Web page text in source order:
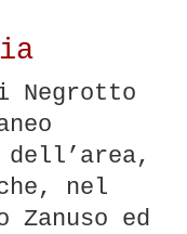
Negrotto
nel
Zanuso ed